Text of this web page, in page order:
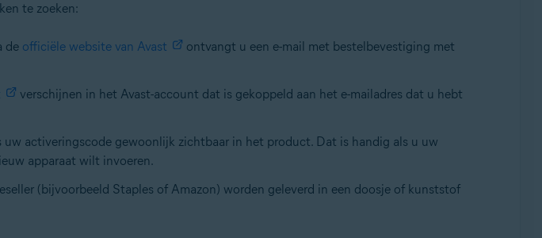
te zoeken:
de officiële website van Avast
ontvangt u een e-mail met bestelbevestiging met
verschijnen in het Avast-account dat is gekoppeld aan het e-mailadres dat u hebt
uw activeringscode gewoonlijk zichtbaar in het product. Dat is handig als u uw
apparaat wilt invoeren.
(bijvoorbeeld Staples of Amazon) worden geleverd in een doosje of kunststof